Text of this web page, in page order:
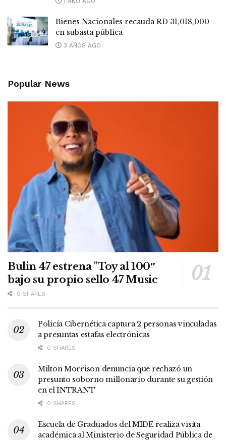
Bienes Nacionales recauda RD 31,018,000
en subasta pública
3 AÑOS AGO
Popular News
Bulin 47 estrena "Toy al 100″
bajo su propio sello 47 Music
0 SHARES
Policía Cibernética captura 2 personas vinculadas
a presuntas estafas electrónicas
0 SHARES
Milton Morrison denuncia que rechazó un
presunto soborno millonario durante su gestión
en el INTRANT
0 SHARES
Escuela de Graduados del MIDE realiza visita
académica al Ministerio de Seguridad Pública de